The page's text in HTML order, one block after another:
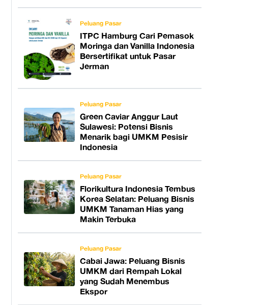
Peluang Pasar
ITPC Hamburg Cari Pemasok
Moringa dan Vanilla Indonesia
Bersertifikat untuk Pasar
Jerman
Peluang Pasar
Green Caviar Anggur Laut
Sulawesi: Potensi Bisnis
Menarik bagi UMKM Pesisir
Indonesia
Peluang Pasar
Florikultura Indonesia Tembus
Korea Selatan: Peluang Bisnis
UMKM Tanaman Hias yang
Makin Terbuka
Peluang Pasar
Cabai Jawa: Peluang Bisnis
UMKM dari Rempah Lokal
yang Sudah Menembus
Ekspor